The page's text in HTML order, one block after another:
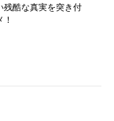
酷な真実を突き付